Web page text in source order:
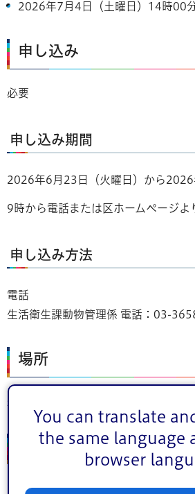
You can translate
the same language
browser
2026年7月4日（土曜日）14時00
申し込み
必要
申し込み期間
2026年6月23日（火曜日）から2026
9時から電話または区ホームページよ
申し込み方法
電話
生活衛生課動物管理係 電話：03-
場所
住所
江戸川区船堀一丁目3番1号